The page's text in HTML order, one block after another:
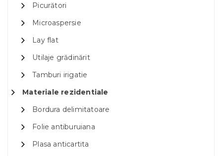
Picurători
Microaspersie
Lay flat
Utilaje grădinărit
Tamburi irigatie
Materiale rezidentiale
Bordura delimitatoare
Folie antiburuiana
Plasa anticartita